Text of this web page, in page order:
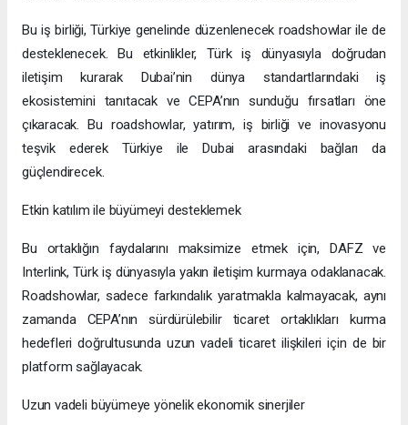
Bu iş birliği, Türkiye genelinde düzenlenecek roadshowlar ile de
desteklenecek. Bu etkinlikler, Türk iş dünyasıyla doğrudan
iletişim kurarak Dubai’nin dünya standartlarındaki iş
ekosistemini tanıtacak ve CEPA’nın sunduğu fırsatları öne
çıkaracak. Bu roadshowlar, yatırım, iş birliği ve inovasyonu
teşvik ederek Türkiye ile Dubai arasındaki bağları da
güçlendirecek.
Etkin katılım ile büyümeyi desteklemek
Bu ortaklığın faydalarını maksimize etmek için, DAFZ ve
Interlink, Türk iş dünyasıyla yakın iletişim kurmaya odaklanacak.
Roadshowlar, sadece farkındalık yaratmakla kalmayacak, aynı
zamanda CEPA’nın sürdürülebilir ticaret ortaklıkları kurma
hedefleri doğrultusunda uzun vadeli ticaret ilişkileri için de bir
platform sağlayacak.
Uzun vadeli büyümeye yönelik ekonomik sinerjiler